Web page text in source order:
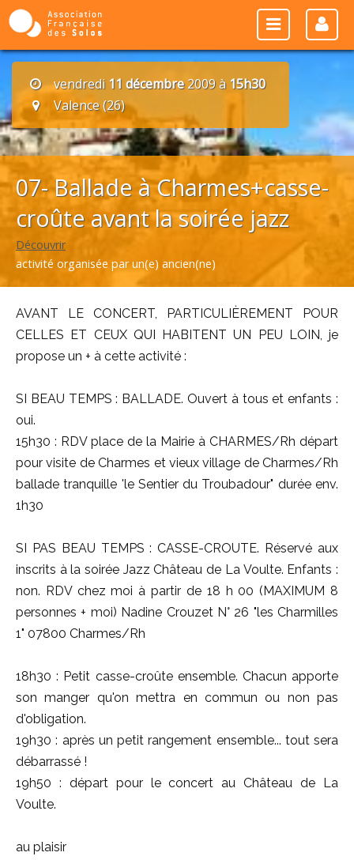
vendredi 11 décembre2009 à 15h30
Valence (26)
07- Ballade à Charmes+casse-
croûte avant la soirée jazz
Découvrir
activité organisée par un(e) ancien(ne)
AVANT LE CONCERT, PARTICULIÈREMENT POUR
CELLES ET CEUX QUI HABITENT UN PEU LOIN, je
propose un + à cette activité :
SI BEAU TEMPS : BALLADE. Ouvert à tous et enfants :
oui.
15h30 : RDV place de la Mairie à CHARMES/Rh départ
pour visite de Charmes et vieux village de Charmes/Rh
ballade tranquille 'le Sentier du Troubadour" durée env.
1h30
SI PAS BEAU TEMPS : CASSE-CROUTE. Réservé aux
inscrits à la soirée Jazz Château de La Voulte. Enfants :
non. RDV chez moi à partir de 18 h 00 (MAXIMUM 8
personnes + moi) Nadine Crouzet N° 26 "les Charmilles
1" 07800 Charmes/Rh
18h30 : Petit casse-croûte ensemble. Chacun apporte
son manger qu'on mettra en commun ou non pas
d'obligation.
19h30 : après un petit rangement ensemble... tout sera
débarrassé !
19h50 : départ pour le concert au Château de La
Voulte.
au plaisir